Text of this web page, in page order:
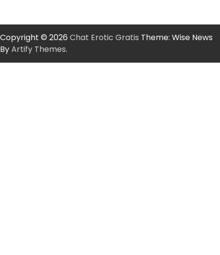
Copyright © 2026 Chat Erotic Gratis Theme: Wise News
ByArtify Themes.